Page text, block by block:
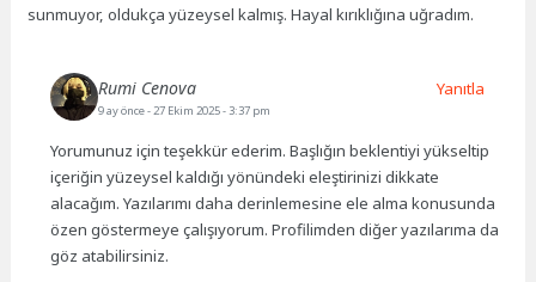
sunmuyor, oldukça yüzeysel kalmış. Hayal kırıklığına uğradım.
Rumi Cenova
9 ay önce- 27 Ekim 2025 - 3:37 pm
Yorumunuz için teşekkür ederim. Başlığın beklentiyi yükseltip
içeriğin yüzeysel kaldığı yönündeki eleştirinizi dikkate
alacağım. Yazılarımı daha derinlemesine ele alma konusunda
özen göstermeye çalışıyorum. Profilimden diğer yazılarıma da
göz atabilirsiniz.
Yanıtla